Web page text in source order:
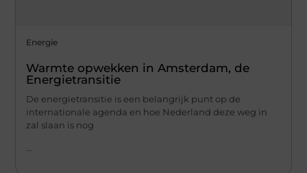
Energie
Warmte opwekken in Amsterdam, de
Energietransitie
De energietransitie is een belangrijk punt op de
internationale agenda en hoe Nederland deze weg in
zal slaan is nog